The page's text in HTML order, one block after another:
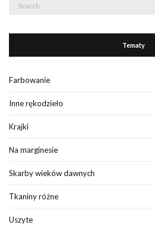
Tematy
Farbowanie
Inne rękodzieło
Krajki
Na marginesie
Skarby wieków dawnych
Tkaniny różne
Uszyte